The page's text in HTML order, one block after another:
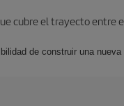
cubre el trayecto entre
de construir una nueva